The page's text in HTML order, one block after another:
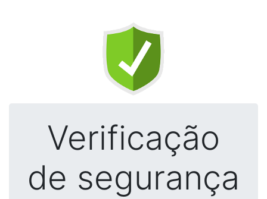
Verificação
de segurança